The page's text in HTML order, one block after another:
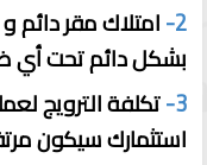
2- امتلاك مقر دائم
بشكل دائم تحت أي
3- تكلفة الترويج
استثمارك سيكون